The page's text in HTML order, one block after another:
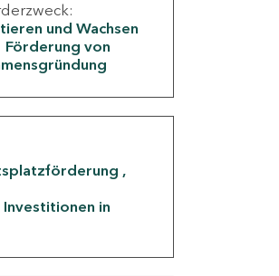
und Wachsen
Förderung von
Investitionen in